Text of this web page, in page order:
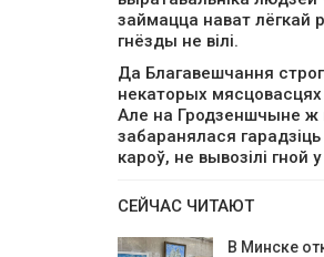
займацца нават лёгкай
гнёзды не вілі.
Да Благавешчання
некаторых
Але на Гродзеншчыне ж
забаранялася
кароў, не вывозілі гной
СЕЙЧАС ЧИТАЮТ
В Минске